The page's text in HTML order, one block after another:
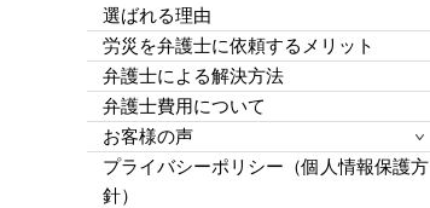
選ばれる理由
労災を弁護士に依頼するメリット
弁護士による解決方法
弁護士費用について
お客様の声
プライバシーポリシー（個人情報保護方
針）